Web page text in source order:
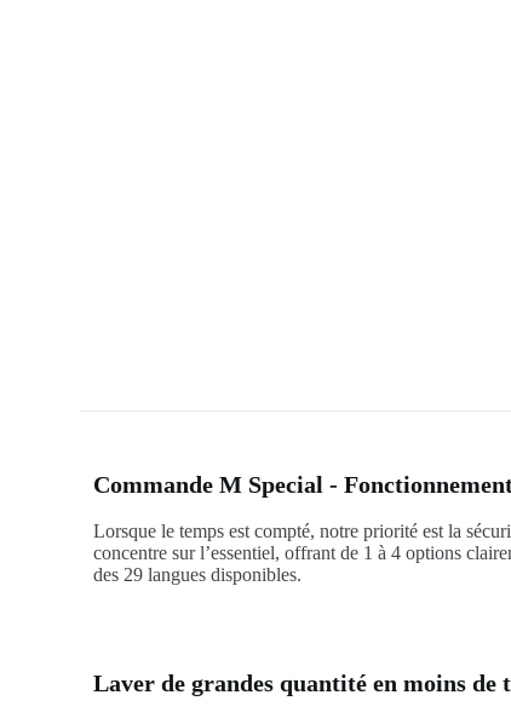
Commande M Special -
Lorsque le temps est compté, notre priorité est la
concentre sur l’essentiel, offrant de 1 à 4 options
des 29 langues disponibles.
Laver de grandes quantité en moins de